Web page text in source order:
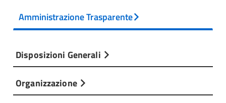
Amministrazione Trasparente
Disposizioni Generali
Organizzazione